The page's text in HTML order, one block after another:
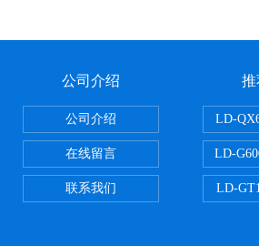
公司介绍
公司介绍
在线留言
联系我们
推
LD-
LD-
LD-